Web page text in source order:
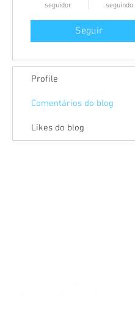
seguidor seguindo
Seguir
Profile
Comentários do blog
Likes do blog